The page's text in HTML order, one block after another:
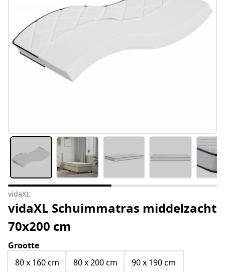
vidaXL
vidaXL Schuimmatras middelzacht
70x200 cm
Grootte
80 x 160 cm
80 x 200 cm
90 x 190 cm